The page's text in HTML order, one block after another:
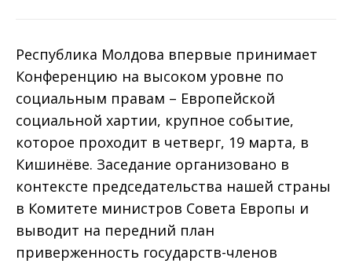
Республика Молдова впервые принимает
Конференцию на высоком уровне по
социальным правам – Европейской
социальной хартии, крупное событие,
которое проходит в четверг, 19 марта, в
Кишинёве. Заседание организовано в
контексте председательства нашей страны
в Комитете министров Совета Европы и
выводит на передний план
приверженность государств-членов